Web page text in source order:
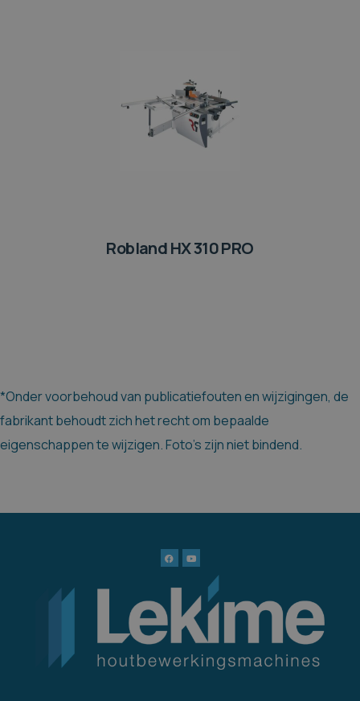
Robland HX 310 PRO
*Onder voorbehoud van publicatiefouten en wijzigingen, de
fabrikant behoudt zich het recht om bepaalde
eigenschappen te wijzigen. Foto's zijn niet bindend.